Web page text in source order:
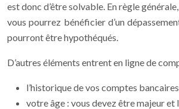
est donc d’être solvable. En règle
vous pourrez bénéficier d’un
pourront être hypothéqués.
D’autres éléments entrent en ligne de
l’historique de vos comptes
votre âge : vous devez être majeur